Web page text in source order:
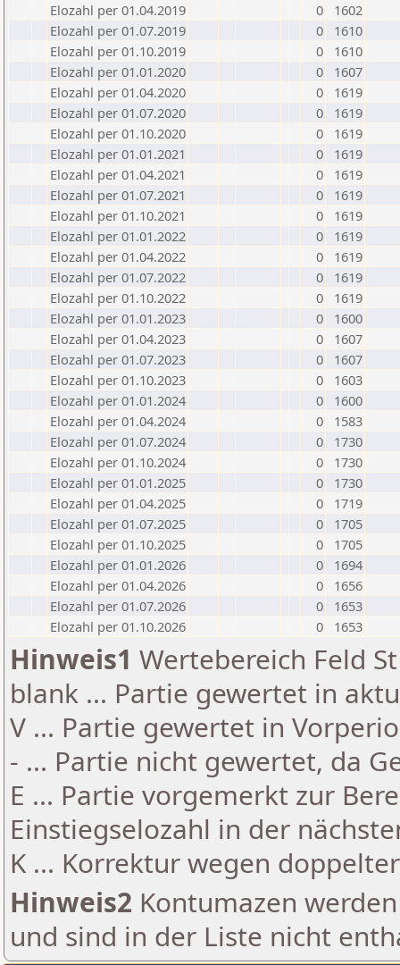
Elozahl per 01.04.2019
0
1602
Elozahl per 01.07.2019
0
1610
Elozahl per 01.10.2019
0
1610
Elozahl per 01.01.2020
0
1607
Elozahl per 01.04.2020
0
1619
Elozahl per 01.07.2020
0
1619
Elozahl per 01.10.2020
0
1619
Elozahl per 01.01.2021
0
1619
Elozahl per 01.04.2021
0
1619
Elozahl per 01.07.2021
0
1619
Elozahl per 01.10.2021
0
1619
Elozahl per 01.01.2022
0
1619
Elozahl per 01.04.2022
0
1619
Elozahl per 01.07.2022
0
1619
Elozahl per 01.10.2022
0
1619
Elozahl per 01.01.2023
0
1600
Elozahl per 01.04.2023
0
1607
Elozahl per 01.07.2023
0
1607
Elozahl per 01.10.2023
0
1603
Elozahl per 01.01.2024
0
1600
Elozahl per 01.04.2024
0
1583
Elozahl per 01.07.2024
0
1730
Elozahl per 01.10.2024
0
1730
Elozahl per 01.01.2025
0
1730
Elozahl per 01.04.2025
0
1719
Elozahl per 01.07.2025
0
1705
Elozahl per 01.10.2025
0
1705
Elozahl per 01.01.2026
0
1694
Elozahl per 01.04.2026
0
1656
Elozahl per 01.07.2026
0
1653
Elozahl per 01.10.2026
0 1653
Hinweis1 Wertebereich Feld
blank ... Partie gewertet in
V ... Partie gewertet in
- ... Partie nicht gewertet, da
E ... Partie vorgemerkt zur
Einstiegselozahl in der
K ... Korrektur wegen
Hinweis2 Kontumazen
und sind in der Liste nicht